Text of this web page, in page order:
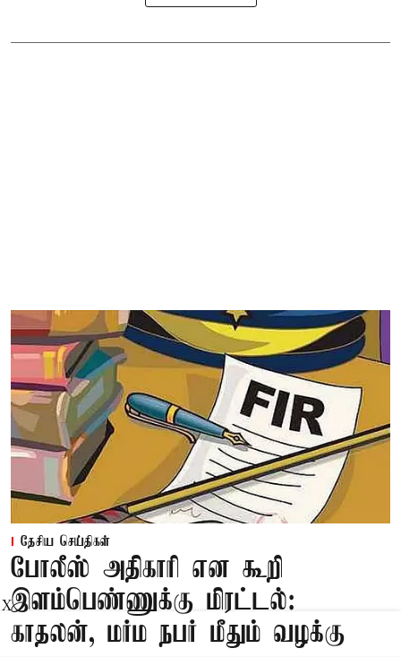
தேசிய செய்திகள்
போலீஸ் அதிகாரி என கூறி
இளம்பெண்ணுக்கு மிரட்டல்:
காதலன், மர்ம நபர் மீதும் வழக்கு
X